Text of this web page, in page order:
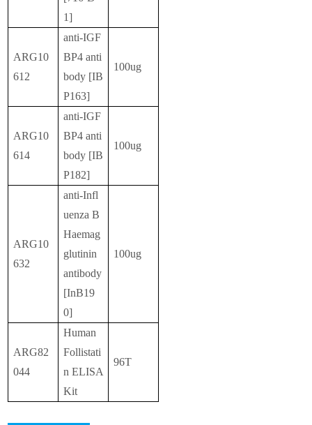
1]
ARG10
612
anti-IGF
BP4 anti
body [IB
P163]
100ug
ARG10
614
anti-IGF
BP4 anti
body [IB
P182]
100ug
ARG10
632
anti-Infl
uenza B
Haemag
glutinin
antibody
[InB19
0]
100ug
ARG82
044
Human
Follistati
n ELISA
Kit
96T